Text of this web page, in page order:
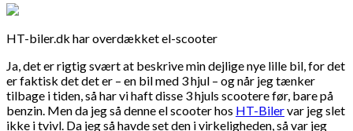
HT-biler.dk har overdækket el-scooter
Ja, det er rigtig svært at beskrive min dejlige nye lille bil, for det
er faktisk det det er – en bil med 3 hjul – og når jeg tænker
tilbage i tiden, så har vi haft disse 3 hjuls scootere før, bare på
benzin. Men da jeg så denne el scooter hos HT-Bilervar jeg slet
ikke i tvivl. Da jeg så havde set den i virkeligheden, så var jeg